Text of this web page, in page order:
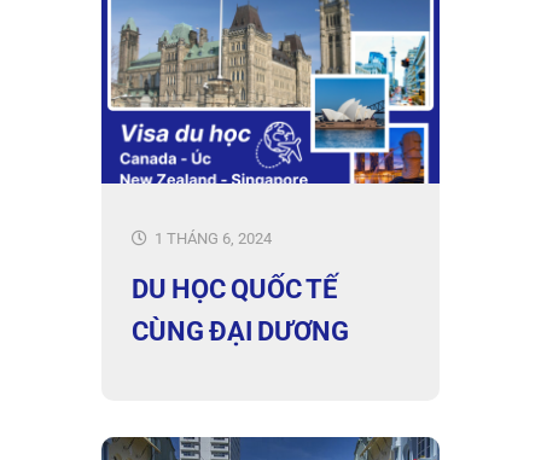
1 THÁNG 6, 2024
DU HỌC QUỐC TẾ
CÙNG ĐẠI DƯƠNG